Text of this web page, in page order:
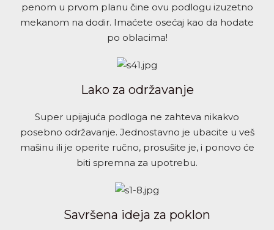
penom u prvom planu čine ovu podlogu izuzetno
mekanom na dodir. Imaćete osećaj kao da hodate
po oblacima!
Lako za održavanje
Super upijajuća podloga ne zahteva nikakvo
posebno održavanje. Jednostavno je ubacite u veš
mašinu ili je operite ručno, prosušite je, i ponovo će
biti spremna za upotrebu.
Savršena ideja za poklon